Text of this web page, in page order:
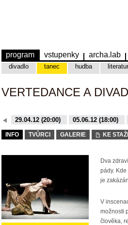
program vstupenky archa.lab
divadlo tanec hudba
VERTEDANCE A
29.04.12 (20:00)
05.06.12 (18:00)
26.10.15 (20:00)
29.04.12 (20:00)
INFO TVŮRCI GALERIE KE
Dva
pády.
je
V
možnosti
člověka,